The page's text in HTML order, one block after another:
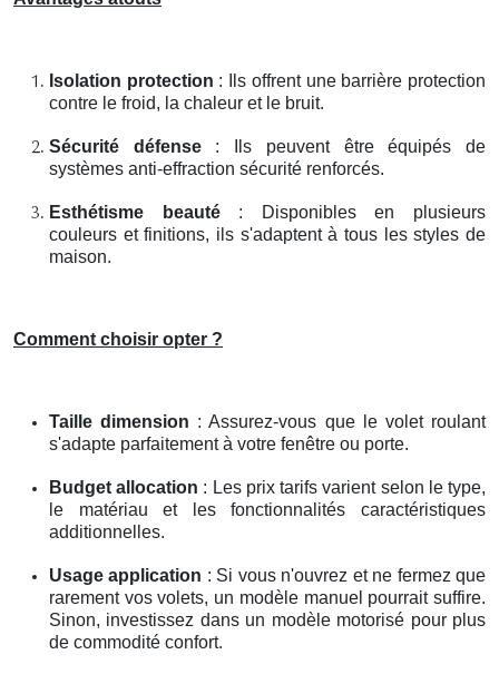
Isolation protection : Ils offrent une barrière protection
contre le froid, la chaleur et le bruit.
Sécurité défense: Ils peuvent être équipés de
systèmes anti-effraction sécurité renforcés.
Esthétisme beauté: Disponibles en plusieurs
couleurs et finitions, ils s'adaptent à tous les styles de
maison.
Comment choisir opter ?
Taille dimension : Assurez-vous que le volet roulant
s'adapte parfaitement à votre fenêtre ou porte.
Budget allocation : Les prix tarifs varient selon le type,
le matériau et les fonctionnalités caractéristiques
additionnelles.
Usage application : Si vous n'ouvrez et ne fermez que
rarement vos volets, un modèle manuel pourrait suffire.
Sinon, investissez dans un modèle motorisé pour plus
de commodité confort.